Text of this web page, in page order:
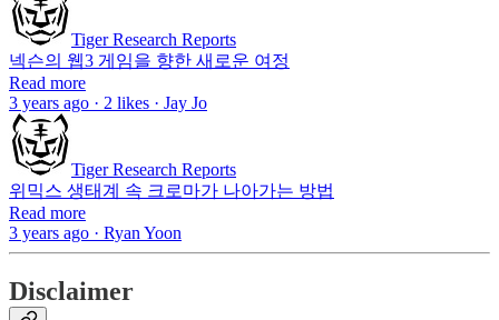
Tiger Research Reports
넥슨의 웹3 게임을 향한 새로운 여정
Read more
3 years ago · 2 likes · Jay Jo
Tiger Research Reports
위믹스 생태계 속 크로마가 나아가는 방법
Read more
3 years ago · Ryan Yoon
Disclaimer